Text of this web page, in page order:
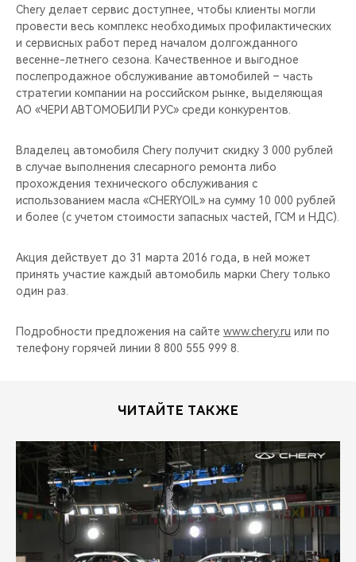
НОВИНКИ
CHERY CONNECT
ЛЮДИ CHERY
CHERY REMOTE
НАШИ МЕРОПРИЯТИЯ
ВИДЕООБЗОРЫ
CHERY ДЛЯ ДЕТЕЙ
Chery делает сервис доступнее, чтобы клиенты могли
провести весь комплекс необходимых профилактических
и сервисных работ перед началом долгожданного
весенне-летнего сезона. Качественное и выгодное
послепродажное обслуживание автомобилей – часть
стратегии компании на российском рынке, выделяющая
АО «ЧЕРИ АВТОМОБИЛИ РУС» среди конкурентов.
Владелец автомобиля Chery получит скидку 3 000 рублей
в случае выполнения слесарного ремонта либо
прохождения технического обслуживания с
использованием масла «CHERYOIL» на сумму 10 000 рублей
и более (с учетом стоимости запасных частей, ГСМ и НДС).
Акция действует до 31 марта 2016 года, в ней может
принять участие каждый автомобиль марки Chery только
один раз.
Подробности предложения на сайте www.chery.ru или по
телефону горячей линии 8 800 555 999 8.
ЧИТАЙТЕ ТАКЖЕ